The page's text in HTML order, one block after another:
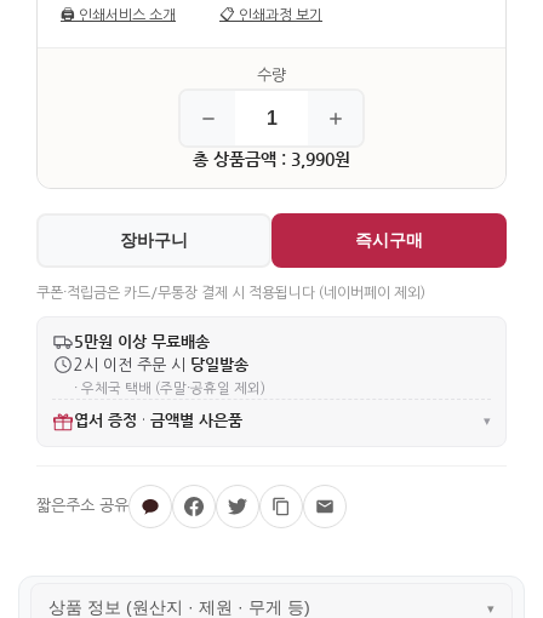
🖨️ 인쇄서비스 소개 📋 인쇄과정 보기
총 상품금액 : 3,990원
장바구니 즉시구매
쿠폰·적립금은 카드/무통장 결제 시 적용됩니다 (네이버페이 제외)
5만원 이상 무료배송
2시 이전 주문 시 당일발송
· 우체국 택배 (주말·공휴일 제외)
엽서 증정 · 금액별 사은품 ▾
상품 정보 (원산지 · 제원 · 무게 등) ▾